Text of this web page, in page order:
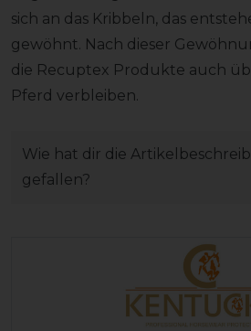
sich an das Kribbeln, das
gewöhnt. Nach dieser
die Recuptex Produkte auch
Pferd verbleiben.
Wie hat dir die
gefallen?